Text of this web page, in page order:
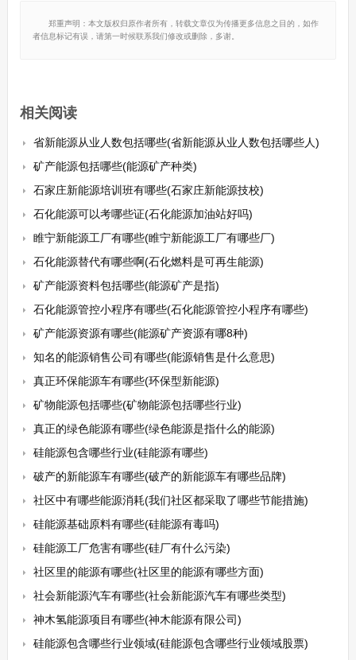
郑重声明：本文版权归原作者所有，转载文章仅为传播更多信息之目的，如作
者信息标记有误，请第一时候联系我们修改或删除，多谢。
相关阅读
省新能源从业人数包括哪些(省新能源从业人数包括哪些人)
矿产能源包括哪些(能源矿产种类)
石家庄新能源培训班有哪些(石家庄新能源技校)
石化能源可以考哪些证(石化能源加油站好吗)
睢宁新能源工厂有哪些(睢宁新能源工厂有哪些厂)
石化能源替代有哪些啊(石化燃料是可再生能源)
矿产能源资料包括哪些(能源矿产是指)
石化能源管控小程序有哪些(石化能源管控小程序有哪些)
矿产能源资源有哪些(能源矿产资源有哪8种)
知名的能源销售公司有哪些(能源销售是什么意思)
真正环保能源车有哪些(环保型新能源)
矿物能源包括哪些(矿物能源包括哪些行业)
真正的绿色能源有哪些(绿色能源是指什么的能源)
硅能源包含哪些行业(硅能源有哪些)
破产的新能源车有哪些(破产的新能源车有哪些品牌)
社区中有哪些能源消耗(我们社区都采取了哪些节能措施)
硅能源基础原料有哪些(硅能源有毒吗)
硅能源工厂危害有哪些(硅厂有什么污染)
社区里的能源有哪些(社区里的能源有哪些方面)
社会新能源汽车有哪些(社会新能源汽车有哪些类型)
神木氢能源项目有哪些(神木能源有限公司)
硅能源包含哪些行业领域(硅能源包含哪些行业领域股票)